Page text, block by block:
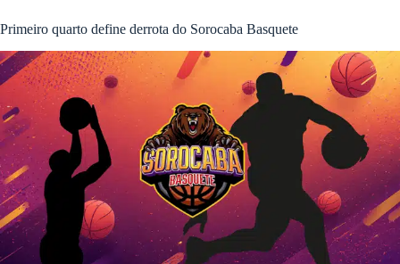
Primeiro quarto define derrota do Sorocaba Basquete